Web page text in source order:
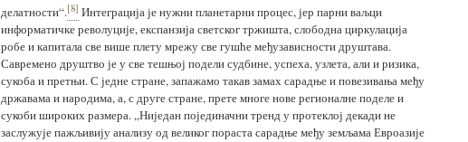
делатности“.[8] Интеграција је нужни планетарни процес, јер парни ваљци
информатичке револуције, експанзија светског тржишта, слободна циркулација
робе и капитала све више плету мрежу све гушће међузависности друштава.
Савремено друштво је у све тешњој подели судбине, успеха, узлета, али и ризика,
сукоба и претњи. С једне стране, запажамо такав замах сарадње и повезивања међу
државама и народима, а, с друге стране, прете многе нове регионалне поделе и
сукоби широких размера. „Ниједан појединачни тренд у протеклој декади не
заслужује пажљивију анализу од великог пораста сарадње међу земљама Евроазије